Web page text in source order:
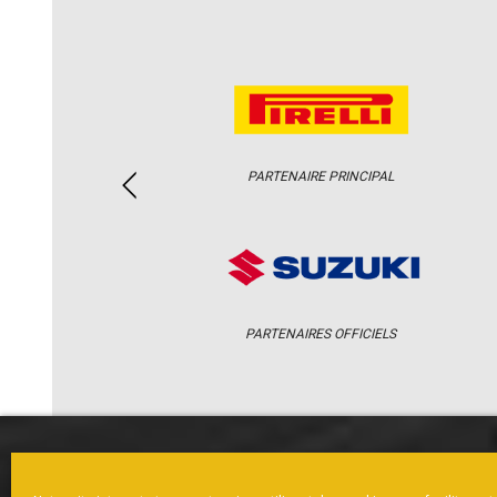
PARTENAIRE PRINCIPAL
PARTENAIRES OFFICIELS